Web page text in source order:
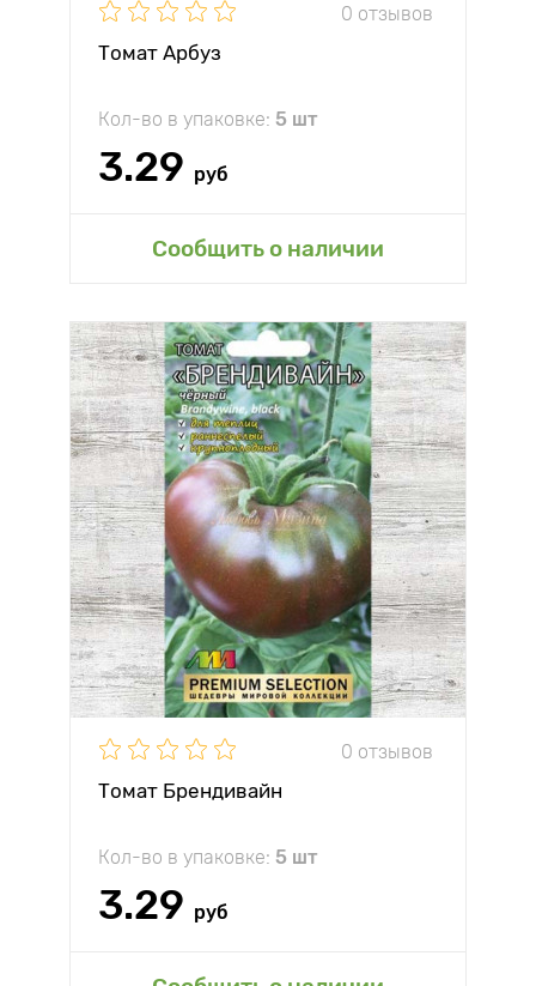
0 отзывов
Томат Арбуз
Кол-во в упаковке: 5 шт
3.29 руб
Сообщить о наличии
0 отзывов
Томат Брендивайн
Кол-во в упаковке: 5 шт
3.29 руб